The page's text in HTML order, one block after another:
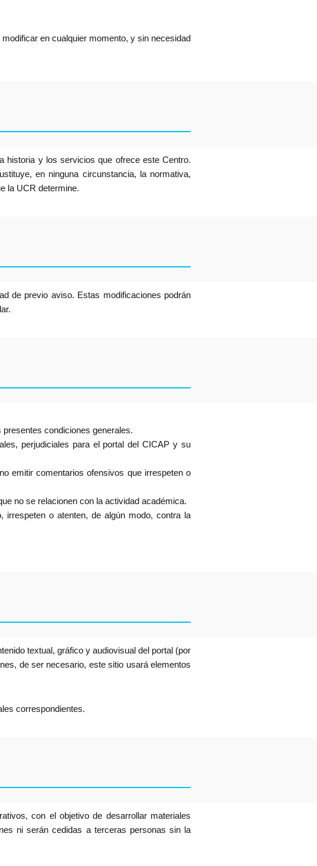
en cualquier momento, y sin necesidad
historia y los servicios que ofrece este Centro.
en ninguna circunstancia, la normativa,
la UCR determine.
de previo aviso. Estas modificaciones podrán
condiciones generales.
perjudiciales para el portal del CICAP y su
emitir comentarios ofensivos que irrespeten o
no se relacionen con la actividad académica.
o atenten, de algún modo, contra la
textual, gráfico y audiovisual del portal (por
de ser necesario, este sitio usará elementos
correspondientes.
con el objetivo de desarrollar materiales
ni serán cedidas a terceras personas sin la